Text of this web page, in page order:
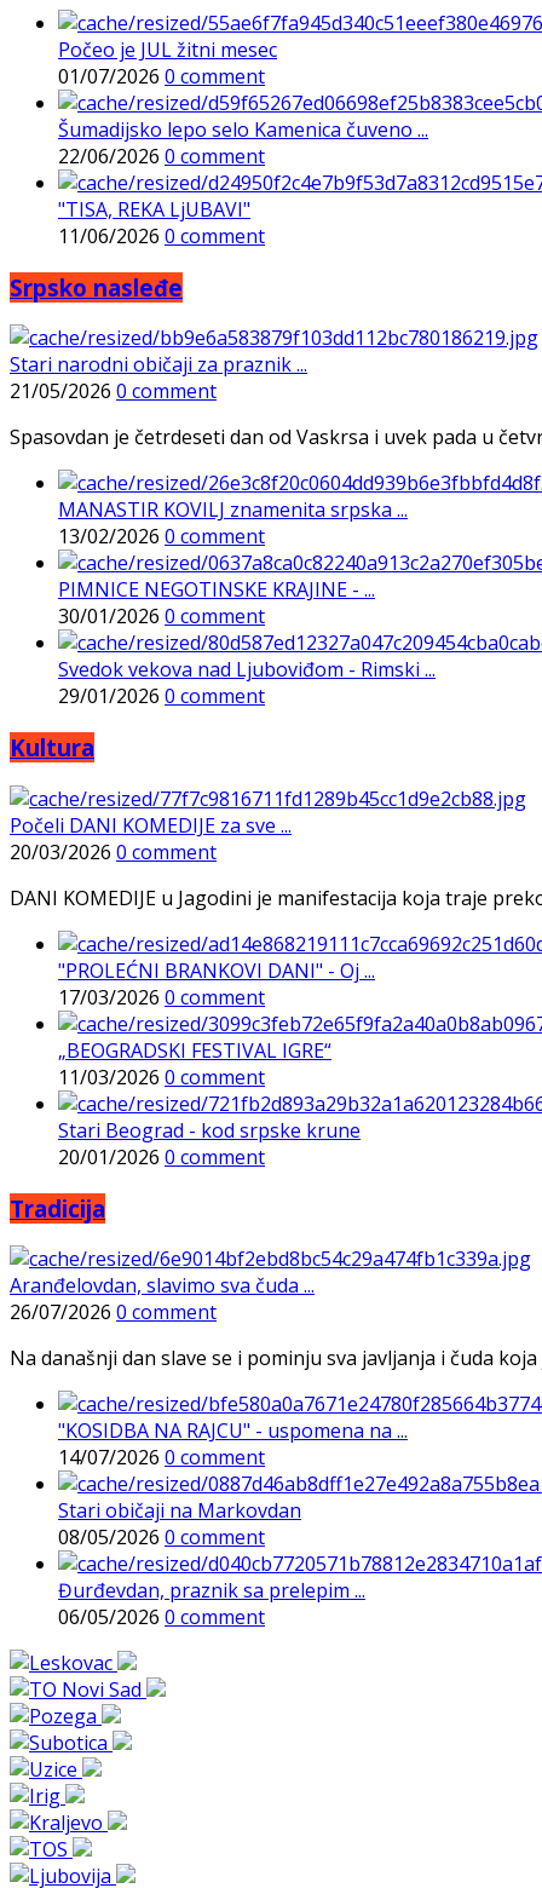
Počeo je JUL žitni mesec
01/07/2026 0 comment
Šumadijsko lepo selo Kamenica čuveno ...
22/06/2026 0 comment
"TISA, REKA LjUBAVI"
11/06/2026 0 comment
Srpsko nasleđe
Stari narodni običaji za praznik ...
21/05/2026 0 comment
Spasovdan je četrdeseti dan od Vaskrsa i uvek pada u
MANASTIR KOVILJ znamenita srpska ...
13/02/2026 0 comment
PIMNICE NEGOTINSKE KRAJINE - ...
30/01/2026 0 comment
Svedok vekova nad Ljuboviđom - Rimski ...
29/01/2026 0 comment
Kultura
Počeli DANI KOMEDIJE za sve ...
20/03/2026 0 comment
DANI KOMEDIJE u Jagodini je manifestacija koja traje
"PROLEĆNI BRANKOVI DANI" - Oj ...
17/03/2026 0 comment
„BEOGRADSKI FESTIVAL IGRE“
11/03/2026 0 comment
Stari Beograd - kod srpske krune
20/01/2026 0 comment
Tradicija
Aranđelovdan, slavimo sva čuda ...
26/07/2026 0 comment
Na današnji dan slave se i pominju sva javljanja i čuda
"KOSIDBA NA RAJCU" - uspomena na ...
14/07/2026 0 comment
Stari običaji na Markovdan
08/05/2026 0 comment
Đurđevdan, praznik sa prelepim ...
06/05/2026 0 comment